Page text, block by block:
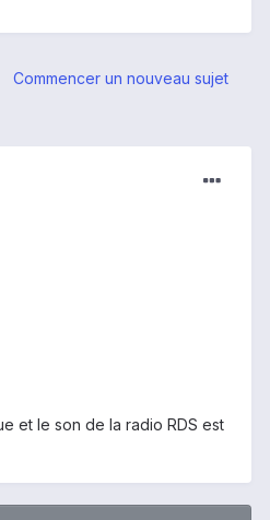
Commencer un nouveau sujet
et le son de la radio RDS est